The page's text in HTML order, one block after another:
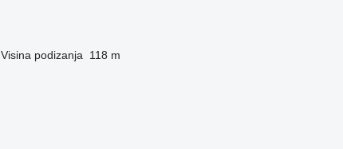
Visina podizanja
118 m